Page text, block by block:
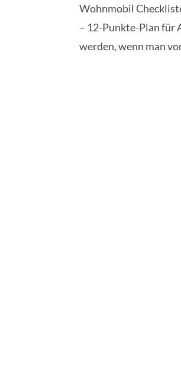
Wohnmobil
– 12-Punkte-Plan für
werden, wenn man